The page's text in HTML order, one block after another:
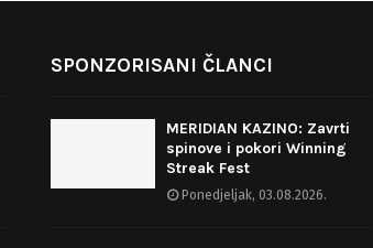
SPONZORISANI ČLANCI
MERIDIAN KAZINO: Zavrti
spinove i pokori Winning
Streak Fest
Ponedjeljak, 03.08.2026.